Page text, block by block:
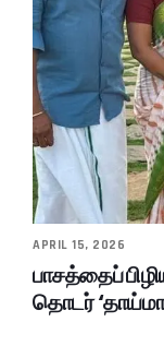
APRIL 15, 2026
பாசத்தைப்
தொடர்